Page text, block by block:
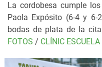
La cordobesa cumple
Paola Expósito (6-4 y 6-
bodas de plata de la
FOTOS / CLÍNIC